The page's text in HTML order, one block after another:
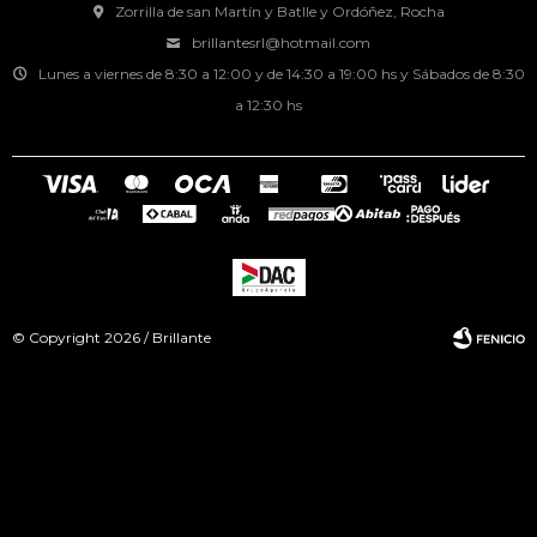
Zorrilla de san Martín y Batlle y Ordóñez, Rocha
brillantesrl@hotmail.com
Lunes a viernes de 8:30 a 12:00 y de 14:30 a 19:00 hs y Sábados de 8:30
a 12:30 hs
© Copyright 2026 / Brillante